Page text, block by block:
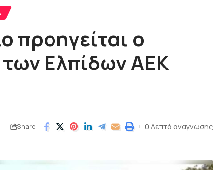
προηγείται ο
των Ελπίδων ΑΕΚ
Share 0 Λεπτά αναγνωσης